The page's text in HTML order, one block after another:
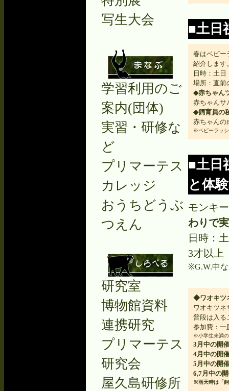
■土日
春はベビー
紹介します
日時：土
場所：直前
◆赤ちゃん
赤ちゃんサ
◆飼育員の
赤ちゃんの
※ベビーラッ
■土日
と体
モンキ
わりで
日時：
3才以上
※G.W.中
◆ワオキツ
ワオキツネ
普段は入る
参加費：
※小学生未満の
3月中の開
4月中の開
5月中の開
6,7月中の
※雨天時は「
写生大会
学習利用のご
案内(団体)
実習・研修な
ど
プリマーテス
カレッジ
おうちどうぶ
つえん
研究室
博物館資料
連携研究
プリマーテス
研究会
屋久島研修所